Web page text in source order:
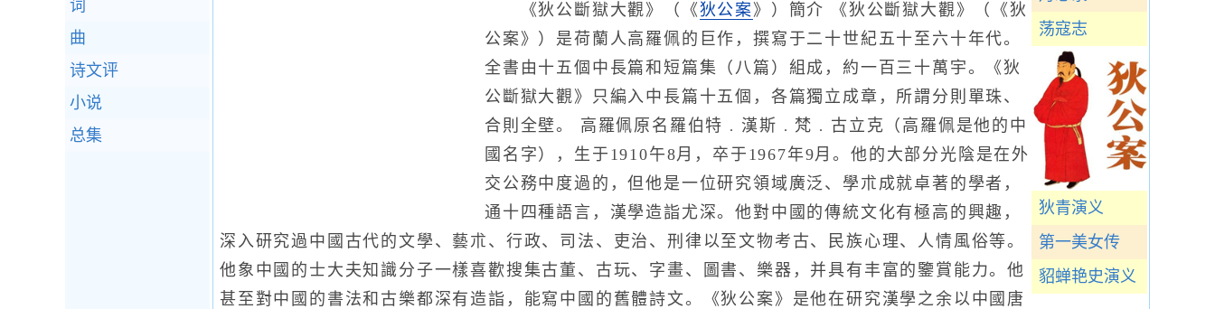
荡寇志
狄青演义
第一美女传
貂蝉艳史演义
《狄公斷獄大觀》（《狄公案 》）簡介 《狄公斷獄大觀》（《狄
公案》）是荷蘭人高羅佩的巨作，撰寫于二十世紀五十至六十年代。
全書由十五個中長篇和短篇集（八篇）組成，約一百三十萬宇。《狄
公斷獄大觀》只編入中長篇十五個，各篇獨立成章，所謂分則單珠、
合則全壁。 高羅佩原名羅伯特﹒漢斯﹒梵﹒古立克（高羅佩是他的中
國名字），生于1910午8月，卒于1967年9月。他的大部分光陰是在外
交公務中度過的，但他是一位研究領域廣泛、學朮成就卓著的學者，
通十四種語言，漢學造詣尤深。他對中國的傳統文化有極高的興趣，
深入研究過中國古代的文學、藝朮、行政、司法、吏治、刑律以至文物考古、民族心理、人情風俗等。
他象中國的士大夫知識分子一樣喜歡搜集古董、古玩、字畫、圖書、樂器，并具有丰富的鑒賞能力。他
甚至對中國的書法和古樂都深有造詣，能寫中國的舊體詩文。《狄公案》是他在研究漢學之余以中國唐
词
曲
诗文评
小说
总集